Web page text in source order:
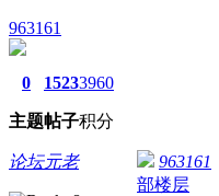
963161
0
主题
1523
帖子
3960
积分
论坛元老 963161
部楼层